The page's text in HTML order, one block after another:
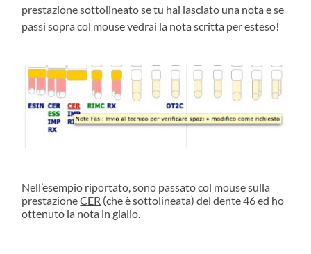
prestazione sottolineato se tu hai lasciato una nota e se
passi sopra col mouse vedrai la nota scritta per esteso!
Nell’esempio riportato, sono passato col mouse sulla
prestazioneCER (che è sottolineata) del dente 46 ed ho
ottenuto la nota in giallo.